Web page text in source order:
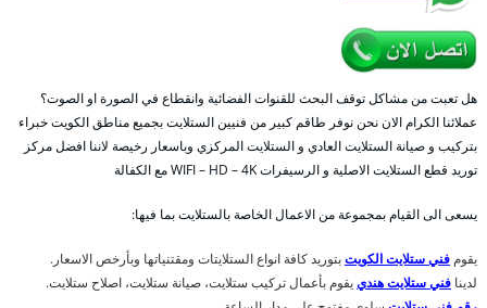
هل تعبت من مشاكل توقف البحث للقنوات الفضائية وانقطاع في الصورة او الصوت؟
عملائنا الكرام الان نحن نوفر طاقم كبير من فنيين الستلايت بجميع مناطق الكويت خبراء
بتركيب و صيانة الستلايت العادي و الستلايت المركزي وباسعار رخيصة لاننا افضل مركز
توريد قطع الستلايت الاصلية و الرسيفرات WIFI – HD – 4K مع الكفالة
يسعى الى القيام بمجموعة من الاعمال الخاصة بالستلايت بما فيها:
يقوم فني ستلايت الكويتبتوريد كافة انواع الستلايتات ومقتنياتها وبأرخص الاسعار.
لدينا فني ستلايت هندييقوم بأعمال تركيب ستلايت، صيانة ستلايت، اصلاح ستلايت.